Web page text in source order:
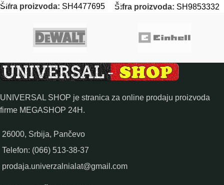
Šifra proizvoda: SH4477695 Šifra proizvoda: SH9853332
UNIVERSAL SHOP je stranica za online prodaju proizvoda
firme MEGASHOP 24H.
26000, Srbija, Pančevo
Telefon: (066) 513-38-37
prodaja.univerzalnialat@gmail.com